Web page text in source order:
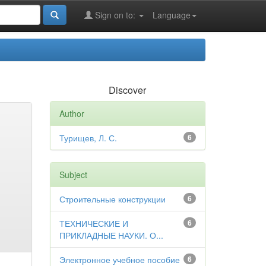
Language
Sign on to:
Discover
Author
6
Турищев, Л. С.
Subject
6
Строительные конструкции
6
ТЕХНИЧЕСКИЕ И
ПРИКЛАДНЫЕ НАУКИ. О...
6
Электронное учебное пособие